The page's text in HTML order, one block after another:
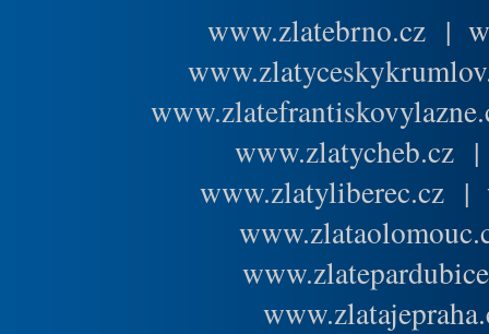
www.zlatebrno.cz |
www.zlatycheb.cz
www.zlatyliberec.cz |